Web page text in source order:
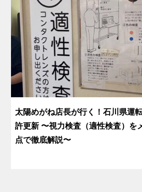
太陽めがね店長が行く！石川県運
許更新 〜視力検査（適性検査）を
点で徹底解説〜